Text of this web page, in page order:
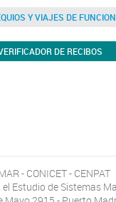
Y VIAJES DE
DE RECIBOS
- CONICET - CENPAT
Estudio de Sistemas